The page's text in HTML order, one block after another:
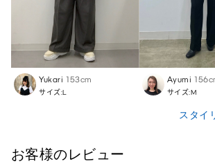
Yukari 153cm
サイズ:L
Ayumi
サイズ:M
スタイ
お客様のレビュー